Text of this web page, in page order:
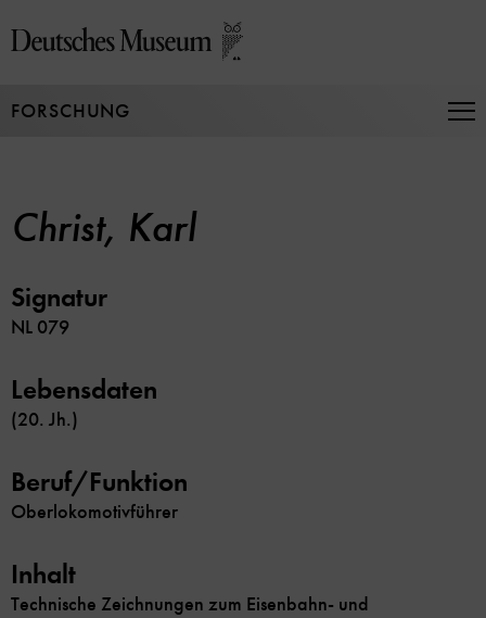
zum
FORSCHUNG
Christ, Karl
Signatur
NL 079
Lebensdaten
(20. Jh.)
Beruf/Funktion
Oberlokomotivführer
Inhalt
Technische Zeichnungen zum Eisenbahn- und